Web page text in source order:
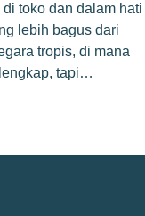
toko dan dalam hati
lebih bagus dari
tropis, di mana
tapi…